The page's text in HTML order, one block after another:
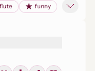
flute funny